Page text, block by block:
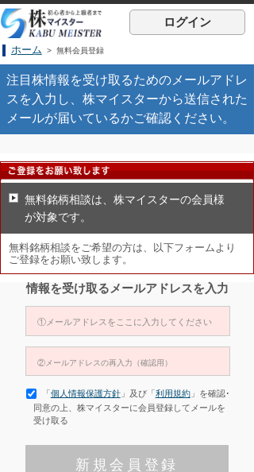
ログイン
ホーム > 無料会員登録
注目株情報を受け取るためのメールアドレ
スを入力し、株マイスターから送信された
メールが届いているかご確認ください。
無料銘柄相談は、株マイスターの会員様
が対象です。
無料銘柄相談をご希望の方は、以下フォームより
ご登録をお願い致します。
情報を受け取るメールアドレスを入力
「 個人情報保護方針」及び「 利用規約」を確認･
同意の上、株マイスターに会員登録してメールを
受け取る